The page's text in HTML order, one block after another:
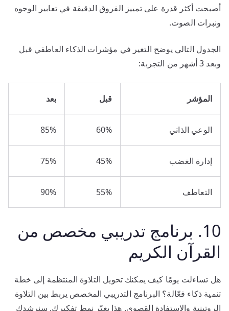
أصبحت أكثر قدرة على تمييز الفروق الدقيقة في تعابير الوجوه
ونبرات الصوت.
الجدول التالي يوضح التغير في مؤشرات الذكاء العاطفي قبل
وبعد 3 أشهر من التجربة:
المؤشر قبل بعد
الوعي الذاتي 60%
85%
إدارة الغضب 45%
75%
التعاطف 55%
90%
10. برنامج تدريبي مخصص من
القرآن الكريم
هل تساءلت يومًا كيف يمكنك تحويل التلاوة المنتظمة إلى خطة
تنمية ذكاء فعّالة؟ البرنامج التدريبي المخصص يربط بين التلاوة
الروتينية والاستفادة القصوى. هذا يغيّر نمط تفكيرك. سنرشدك